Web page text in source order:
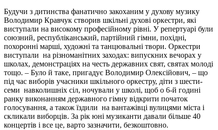
Будучи з дитинства фанатично закоханим у духову музику
Володимир Кравчук створив шкільні духові оркестри, які
виступали на високому професійному рівні. У репертуарі були
союзний, республіканський, партійний гімни, похідні,
похоронні марші, художні та танцювальні твори. Оркестри
виступали на різноманітних заходах: випускних вечорах у
школах, демонстраціях на честь державних свят, святах молоді
тощо. – Було й таке, пригадує Володимир Олексійович, – що
під час виборів учасники шкільного оркестру, діти з шести-
семи навколишніх сіл, ночували у школі, щоб о 6-й годині
ранку виконанням державного гімну відкрити початок
голосування, а також їздили на вантажівці вулицями міста і
скликали виборців. За рік юні музиканти давали більше 40
концертів і все це, варто зазначити, безкоштовно.